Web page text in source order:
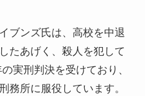
ブンズ氏は、高校を中退
たあげく、殺人を犯して
実刑判決を受けており、
務所に服役しています。